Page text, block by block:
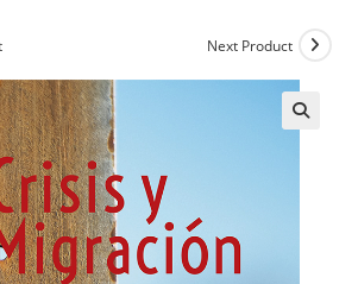
Next Product